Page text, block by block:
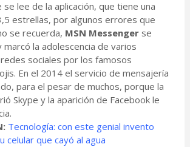
se lee de la aplicación, que tiene una
estrellas, por algunos errores que
se recuerda, MSN Messengerse
marcó la adolescencia de varios
sociales por los famosos
En el 2014 el servicio de mensajería
para el pesar de muchos, porque la
Skype y la aparición de Facebook le
Tecnología: con este genial invento
celular que cayó al agua